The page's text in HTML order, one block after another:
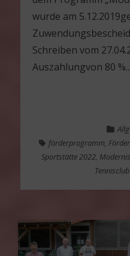
wurde am
Schreiben vom
Auszahlungvon 80 %...
förderprogramm,
Sportstätte 2022,